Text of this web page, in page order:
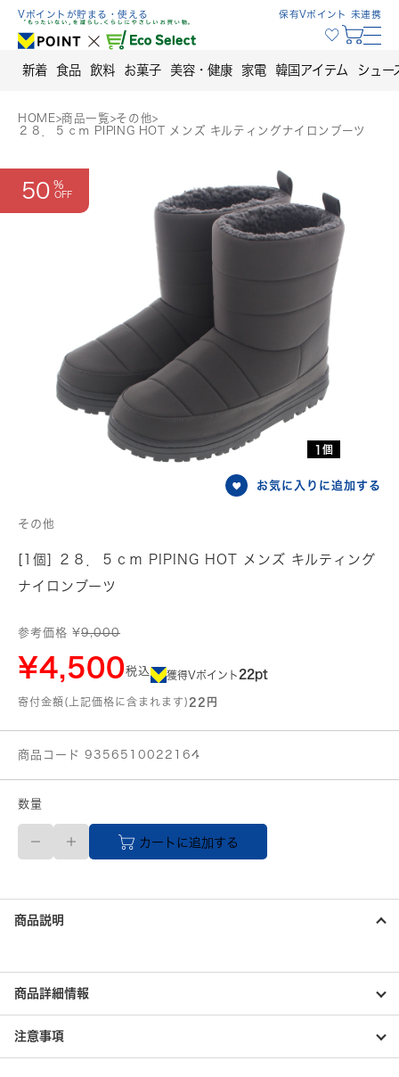
Skip
content
Vポイントが貯まる・使える 保有Vポイント 未連携
新着 食品 飲料 お菓子 美容・健康 家電 韓国アイテム シュー
HOME>商品一覧>その他>
２８．５ｃｍ PIPING HOT メンズ キルティングナイロンブーツ
50
1個
お気に入りに追加する
その他
[1個] ２８．５ｃｍ PIPING HOT メンズ キルティング
ナイロンブーツ
参考価格 ¥9,000
¥4,500税込 獲得Vポイント 22pt
寄付金額(上記価格に含まれます) 22円
商品コード 9356510022164
数量
２
８．
５
ｍ
PIPING
HOT
ズ
キ
ィ
ン
カートに追加する
商品説明
商品詳細情報
注意事項